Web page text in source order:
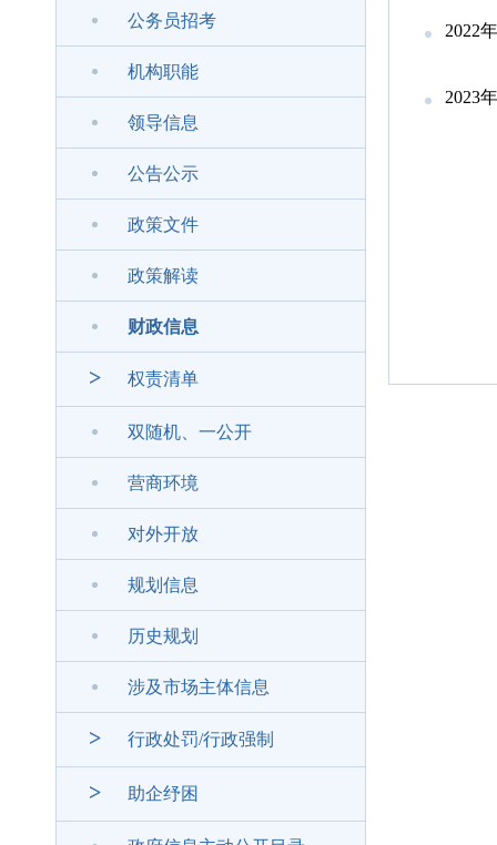
公务员招考
机构职能
领导信息
公告公示
政策文件
政策解读
财政信息
> 权责清单
双随机、一公开
营商环境
对外开放
规划信息
历史规划
涉及市场主体信息
> 行政处罚/行政强制
> 助企纾困
2022
2023